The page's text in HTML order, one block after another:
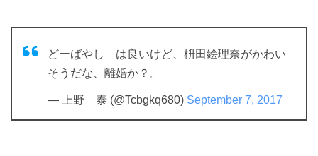
どーばやし は良いけど、枡田絵理奈がかわい
そうだな、離婚か？。
— 上野 泰 (@Tcbgkq680) September 7, 2017